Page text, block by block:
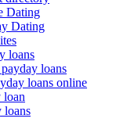
Dating
Dating
loans
loans
loans online
loan
loans